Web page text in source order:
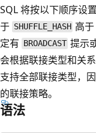
SQL 将按以下顺序设
于 SHUFFLE_HASH 高于
定有 BROADCAST 提示
会根据联接类型和关
支持全部联接类型，
的联接策略。
语法